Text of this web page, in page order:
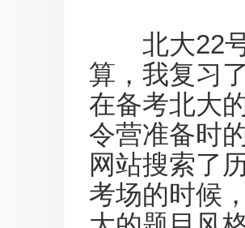
北大22号
算，我复习
在备考北大
令营准备时
网站搜索了
考场的时候